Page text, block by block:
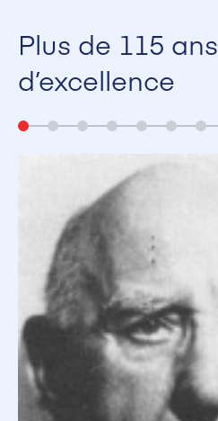
Plus de 115 ans
d’excellence